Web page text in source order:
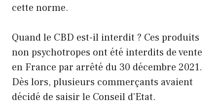
cette norme.
Quand le CBD est-il interdit ? Ces produits
non psychotropes ont été interdits de vente
en France par arrêté du 30 décembre 2021.
Dès lors, plusieurs commerçants avaient
décidé de saisir le Conseil d’Etat.